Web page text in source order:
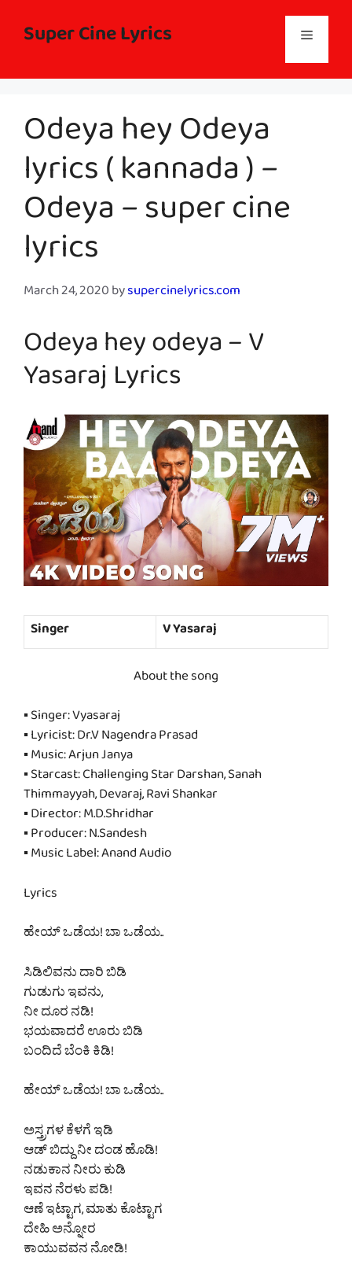
contentSuper Cine Lyrics Menu
Odeya hey Odeya
lyrics ( kannada ) –
Odeya – super cine
lyrics
March 24, 2020bysupercinelyrics.com
Odeya hey odeya – V
Yasaraj Lyrics
Singer
V Yasaraj
About the song
▪ Singer: Vyasaraj
▪ Lyricist: Dr.V Nagendra Prasad
▪ Music: Arjun Janya
▪ Starcast: Challenging Star Darshan, Sanah
Thimmayyah, Devaraj, Ravi Shankar
▪ Director: M.D.Shridhar
▪ Producer: N.Sandesh
▪ Music Label: Anand Audio
Lyrics
ಹೇಯ್ ಒಡೆಯ! ಬಾ ಒಡೆಯ..
ಸಿಡಿಲಿವನು ದಾರಿ ಬಿಡಿ
ಗುಡುಗು ಇವನು,
ನೀ ದೂರ ನಡಿ!
ಭಯವಾದರೆ ಊರು ಬಿಡಿ
ಬಂದಿದೆ ಬೆಂಕಿ ಕಿಡಿ!
ಹೇಯ್ ಒಡೆಯ! ಬಾ ಒಡೆಯ..
ಅಸ್ತ್ರಗಳ ಕೆಳಗೆ ಇಡಿ
ಆಡ್ ಬಿದ್ದು ನೀ ದಂಡ ಹೊಡಿ!
ನಡುಕಾನ ನೀರು ಕುಡಿ
ಇವನ ನೆರಳು ಪಡಿ!
ಆಣೆ ಇಟ್ಟಾಗ, ಮಾತು ಕೊಟ್ಟಾಗ
ದೇಹಿ ಅನ್ನೋರ
ಕಾಯುವವನ ನೋಡಿ!